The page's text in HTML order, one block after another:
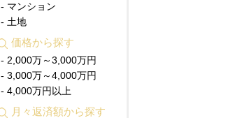
- マンション
- 土地
価格から探す
- 2,000万～3,000万円
- 3,000万～4,000万円
- 4,000万円以上
月々返済額から探す